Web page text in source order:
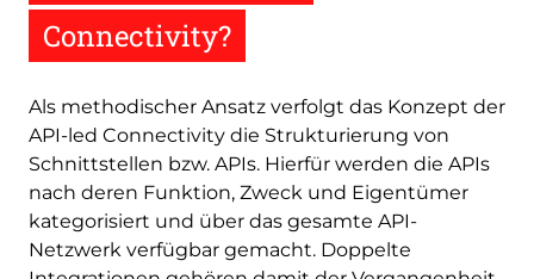
Connectivity?
Als methodischer Ansatz verfolgt das Konzept der
API-led Connectivity die Strukturierung von
Schnittstellen bzw. APIs. Hierfür werden die APIs
nach deren Funktion, Zweck und Eigentümer
kategorisiert und über das gesamte API-
Netzwerk verfügbar gemacht. Doppelte